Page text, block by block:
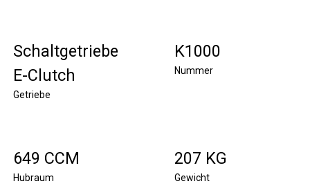
Schaltgetriebe
E-Clutch
Getriebe
K1000
Nummer
649 CCM
Hubraum
207 KG
Gewicht